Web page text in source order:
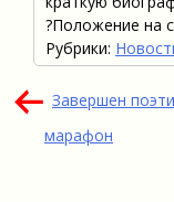
?Положение на
Рубрики:
Навигация
по
Завершен
марафон